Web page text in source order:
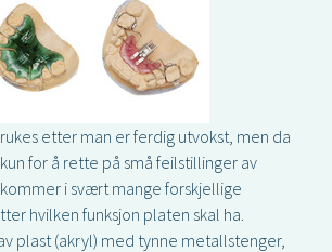
etter man er ferdig utvokst, men da
for å rette på små feilstillinger av
i svært mange forskjellige
hvilken funksjon platen skal ha.
plast (akryl) med tynne metallstenger,